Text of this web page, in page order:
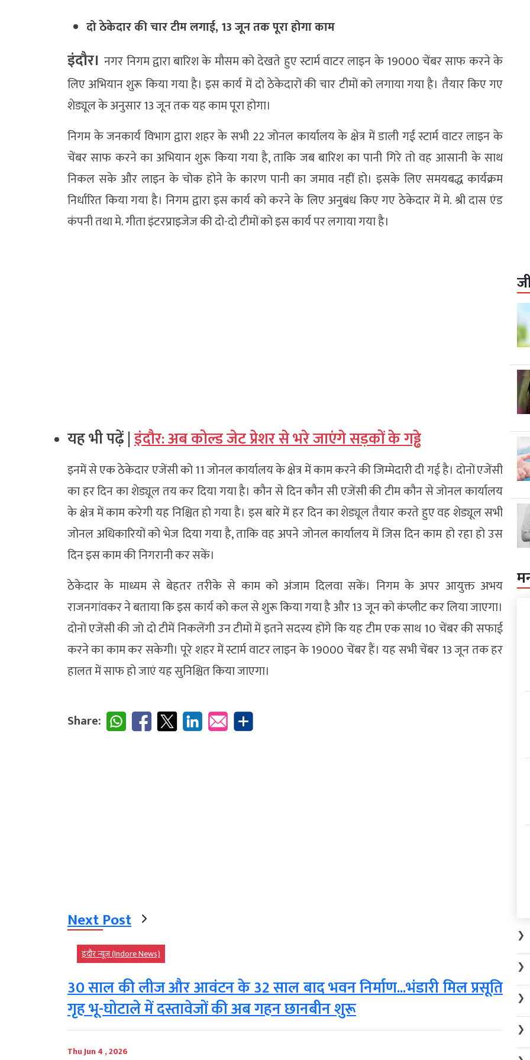
दो ठेकेदार की चार टीम लगाई, 13 जून तक पूरा होगा काम
इंदौर।नगर निगम द्वारा बारिश के मौसम को देखते हुए स्टार्म वाटर लाइन के 19000 चेंबर साफ करने के
लिए अभियान शुरू किया गया है। इस कार्य में दो ठेकेदारों की चार टीमों को लगाया गया है। तैयार किए गए
शेड्यूल के अनुसार 13 जून तक यह काम पूरा होगा।
निगम के जनकार्य विभाग द्वारा शहर के सभी 22 जोनल कार्यालय के क्षेत्र में डाली गई स्टार्म वाटर लाइन के
चेंबर साफ करने का अभियान शुरू किया गया है, ताकि जब बारिश का पानी गिरे तो वह आसानी के साथ
निकल सके और लाइन के चोक होने के कारण पानी का जमाव नहीं हो। इसके लिए समयबद्ध कार्यक्रम
निर्धारित किया गया है। निगम द्वारा इस कार्य को करने के लिए अनुबंध किए गए ठेकेदार में मे. श्री दास एंड
कंपनी तथा मे. गीता इंटरप्राइजेज की दो-दो टीमों को इस कार्य पर लगाया गया है।
यह भी पढ़ें |इंदौर: अब कोल्ड जेट प्रेशर से भरे जाएंगे सड़कों के गड्ढे
इनमें से एक ठेकेदार एजेंसी को 11 जोनल कार्यालय के क्षेत्र में काम करने की जिम्मेदारी दी गई है। दोनों एजेंसी
का हर दिन का शेड्यूल तय कर दिया गया है। कौन से दिन कौन सी एजेंसी की टीम कौन से जोनल कार्यालय
के क्षेत्र में काम करेगी यह निश्चित हो गया है। इस बारे में हर दिन का शेड्यूल तैयार करते हुए वह शेड्यूल सभी
जोनल अधिकारियों को भेज दिया गया है, ताकि वह अपने जोनल कार्यालय में जिस दिन काम हो रहा हो उस
दिन इस काम की निगरानी कर सकें।
ठेकेदार के माध्यम से बेहतर तरीके से काम को अंजाम दिलवा सकें। निगम के अपर आयुक्त अभय
राजनगांवकर ने बताया कि इस कार्य को कल से शुरू किया गया है और 13 जून को कंप्लीट कर लिया जाएगा।
दोनों एजेंसी की जो दो टीमें निकलेंगी उन टीमों में इतने सदस्य होंगे कि यह टीम एक साथ 10 चेंबर की सफाई
करने का काम कर सकेगी। पूरे शहर में स्टार्म वाटर लाइन के 19000 चेंबर हैं। यह सभी चेंबर 13 जून तक हर
हालत में साफ हो जाएं यह सुनिश्चित किया जाएगा।
Share:
Next Post
इंदौर न्यूज़ (Indore News)
30 साल की लीज और आवंटन के 32 साल बाद भवन निर्माण...भंडारी मिल प्रसूति
गृह भू-घोटाले में दस्तावेजों की अब गहन छानबीन शुरू
Thu Jun 4 , 2026
❯
❯
❯
❯